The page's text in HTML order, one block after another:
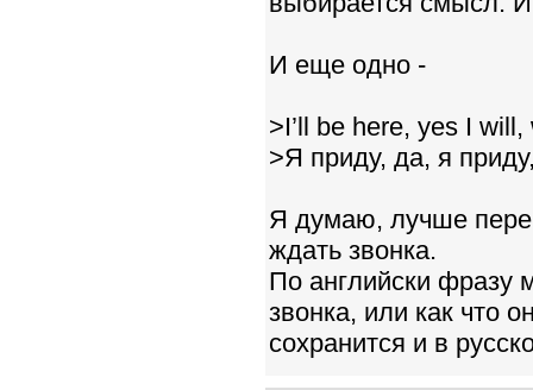
И еще одно -
>I’ll be here, yes I
>Я приду, да, я
Я думаю, лучше
ждать звонка.
По английски фразу
звонка, или как что
сохранится и в